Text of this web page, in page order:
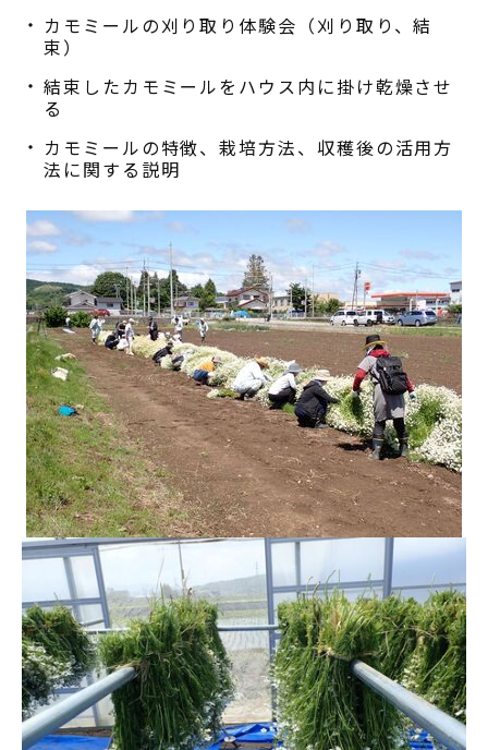
カモミールの刈り取り体験会（刈り取り、結
束）
結束したカモミールをハウス内に掛け乾燥させ
る
カモミールの特徴、栽培方法、収穫後の活用方
法に関する説明